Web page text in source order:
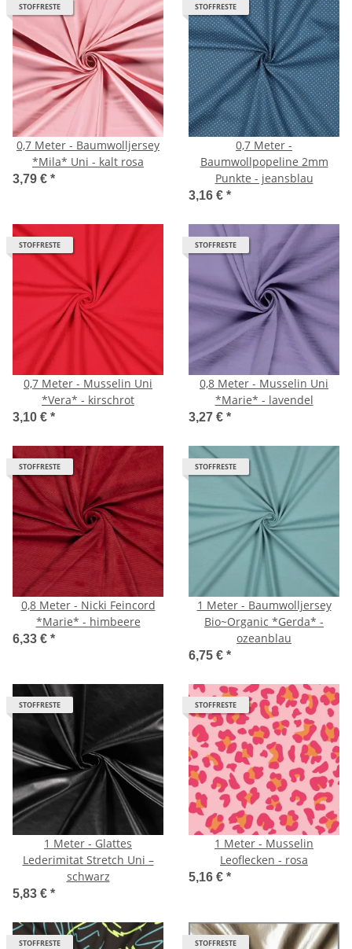
STOFFRESTE
0,7 Meter - Baumwolljersey
*Mila* Uni - kalt rosa
3,79 € *
STOFFRESTE
0,7 Meter -
Baumwollpopeline 2mm
Punkte - jeansblau
3,16 € *
STOFFRESTE
0,7 Meter - Musselin Uni
*Vera* - kirschrot
3,10 € *
STOFFRESTE
0,8 Meter - Musselin Uni
*Marie* - lavendel
3,27 € *
STOFFRESTE
0,8 Meter - Nicki Feincord
*Marie* - himbeere
6,33 € *
STOFFRESTE
1 Meter - Baumwolljersey
Bio~Organic *Gerda* -
ozeanblau
6,75 € *
STOFFRESTE
1 Meter - Glattes
Lederimitat Stretch Uni –
schwarz
5,83 € *
STOFFRESTE
1 Meter - Musselin
Leoflecken - rosa
5,16 € *
STOFFRESTE STOFFRESTE